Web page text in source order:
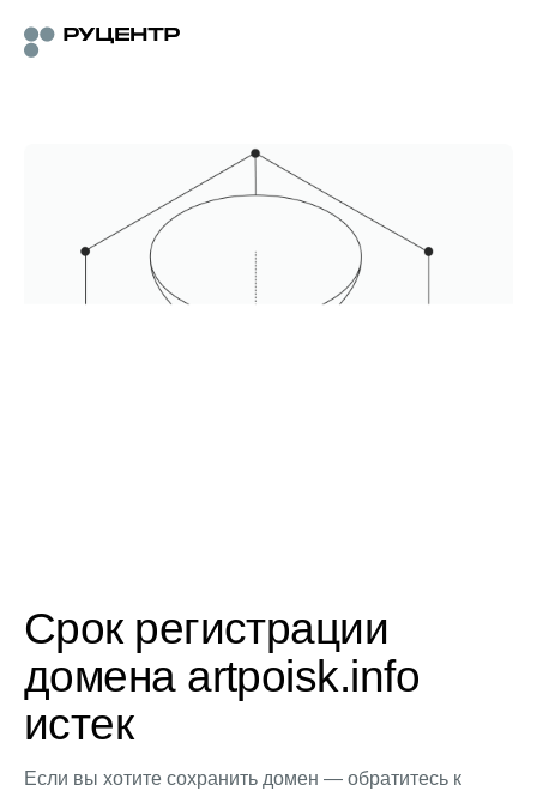
Срок регистрации
домена artpoisk.info
истек
Если вы хотите сохранить домен — обратитесь к